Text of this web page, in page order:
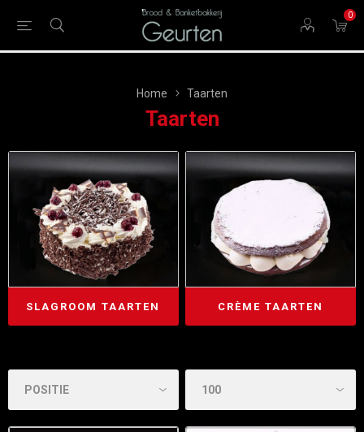
0
Home Taarten
Taarten
SLAGROOM TAARTEN CRÈME TAARTEN